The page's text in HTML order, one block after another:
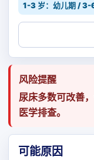
1-3 岁：幼儿期 / 3-
风险提醒
尿床多数可改善
医学排查。
可能原因